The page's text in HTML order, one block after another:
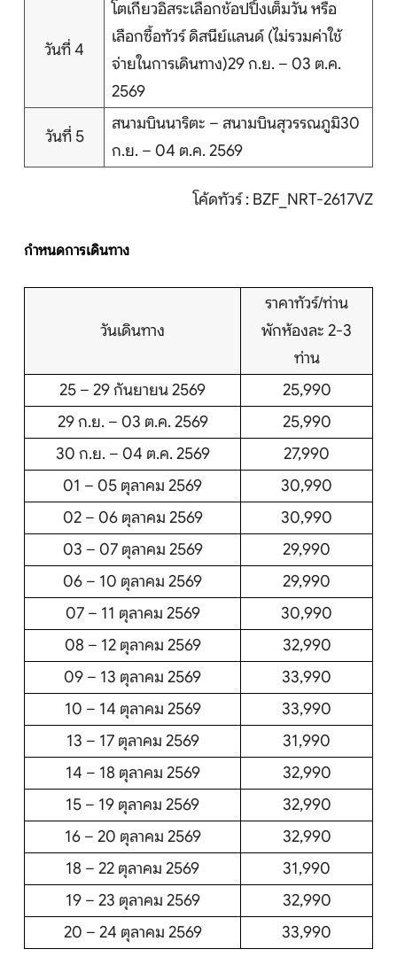
วันที่ 4
โตเกียวอิสระเลือกช้อปปิ้งเต็มวัน หรือ
เลือกซื้อทัวร์ ดิสนีย์แลนด์ (ไม่รวมค่าใช้
จ่ายในการเดินทาง)29 ก.ย. – 03 ต.ค.
2569
วันที่ 5
สนามบินนาริตะ – สนามบินสุวรรณภูมิ30
ก.ย. – 04 ต.ค. 2569
โค้ดทัวร์ : BZF_NRT-2617VZ
กำหนดการเดินทาง
วันเดินทาง
ราคาทัวร์/ท่าน
พักห้องละ 2-3
ท่าน
25 – 29 กันยายน 2569
25,990
29 ก.ย. – 03 ต.ค. 2569
25,990
30 ก.ย. – 04 ต.ค. 2569
27,990
01 – 05 ตุลาคม 2569
30,990
02 – 06 ตุลาคม 2569
30,990
03 – 07 ตุลาคม 2569
29,990
06 – 10 ตุลาคม 2569
29,990
07 – 11 ตุลาคม 2569
30,990
08 – 12 ตุลาคม 2569
32,990
09 – 13 ตุลาคม 2569
33,990
10 – 14 ตุลาคม 2569
33,990
13 – 17 ตุลาคม 2569
31,990
14 – 18 ตุลาคม 2569
32,990
15 – 19 ตุลาคม 2569
32,990
16 – 20 ตุลาคม 2569
32,990
18 – 22 ตุลาคม 2569
31,990
19 – 23 ตุลาคม 2569
32,990
20 – 24 ตุลาคม 2569
33,990